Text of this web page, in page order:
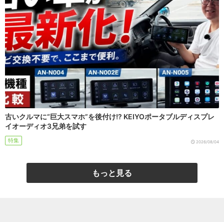
古いクルマに“巨大スマホ”を後付け!? KEIYOポータブルディスプレ
イオーディオ3兄弟を試す
特集 2026/08/04
もっと見る